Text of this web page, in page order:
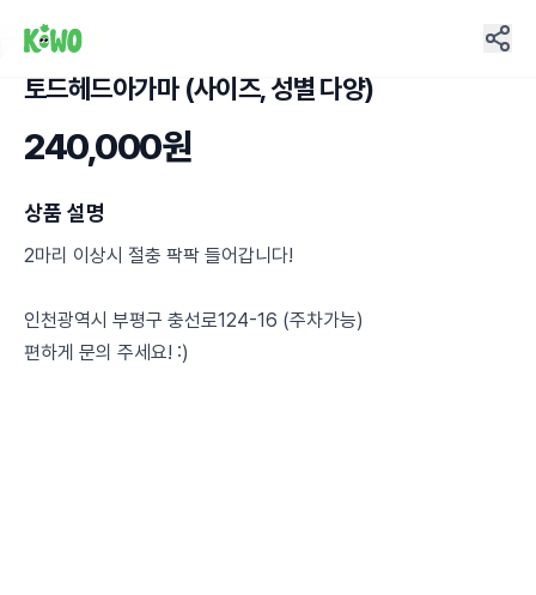
토드헤드아가마 (사이즈, 성별 다양)
240,000원
상품 설명
2마리 이상시 절충 팍팍 들어갑니다!
인천광역시 부평구 충선로124-16 (주차가능)
편하게 문의 주세요! :)